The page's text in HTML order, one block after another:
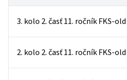
3. kolo 2. časť 11. ročník FKS-old
2. kolo 2. časť 11. ročník FKS-old